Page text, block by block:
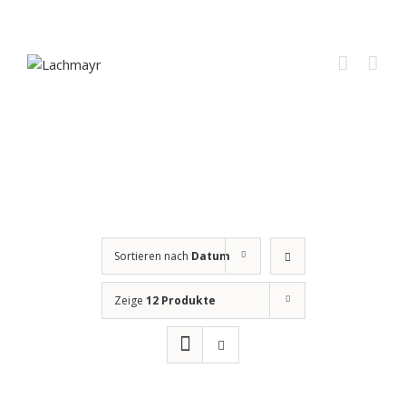
Sortieren nach Datum
Zeige 12 Produkte